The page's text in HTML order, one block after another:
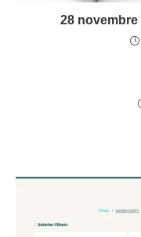
28 novembre